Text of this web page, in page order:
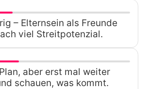
– Elternsein als Freunde
viel Streitpotenzial.
aber erst mal weiter
schauen, was kommt.